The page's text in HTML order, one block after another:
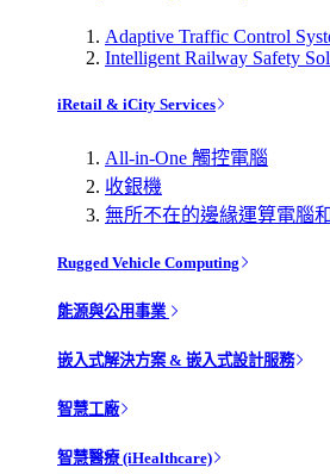
Adaptive Traffic Control
Intelligent Railway Safety
iRetail & iCity Services
All-in-One 觸控電腦
收銀機
無所不在的邊緣運算電腦
Rugged Vehicle Computing
能源與公用事業
嵌入式解決方案 & 嵌入式設計服務
智慧工廠
智慧醫療 (iHealthcare)